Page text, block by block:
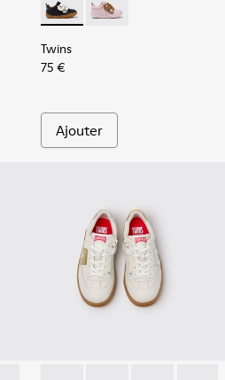
Baskets en cuir noir pour enfants.
008
K800707-002 - Baskets en cuir
Twins - K800714-002 -
Twins - K800714-001
Twins
75 €
Ajouter